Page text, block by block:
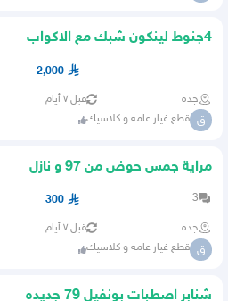
4جنوط لينكون شبك مع الاكواب
2,000
جده قبل ٧ أيام
ق قطع غيار عامه و كلاسيك
مراية جمس حوض من 97 و نازل
3
300
جده قبل ٧ أيام
ق قطع غيار عامه و كلاسيك
شنابر اصطبات بونفيل 79 جديده